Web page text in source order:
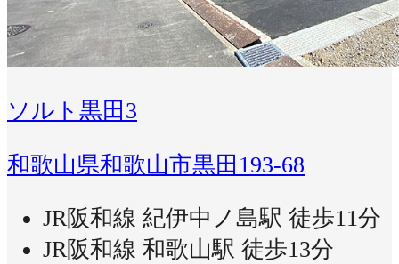
ソルト黒田3
和歌山県和歌山市黒田193-68
JR阪和線 紀伊中ノ島駅 徒歩11分
JR阪和線 和歌山駅 徒歩13分